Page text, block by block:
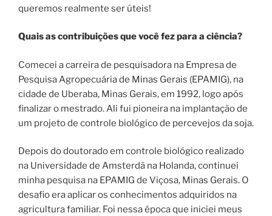
queremos realmente ser úteis!
Quais as contribuições que você fez para a ciência?
Comecei a carreira de pesquisadora na Empresa de
Pesquisa Agropecuária de Minas Gerais (EPAMIG), na
cidade de Uberaba, Minas Gerais, em 1992, logo após
finalizar o mestrado. Ali fui pioneira na implantação de
um projeto de controle biológico de percevejos da soja.
Depois do doutorado em controle biológico realizado
na Universidade de Amsterdã na Holanda, continuei
minha pesquisa na EPAMIG de Viçosa, Minas Gerais. O
desafio era aplicar os conhecimentos adquiridos na
agricultura familiar. Foi nessa época que iniciei meus